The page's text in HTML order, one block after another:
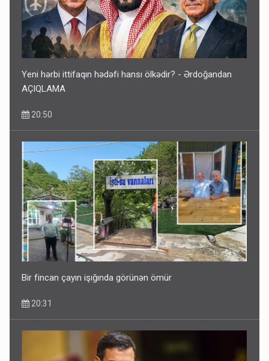
Kartdan karta istədiyiniz qədər köçürmə edə bilərsiniz -
VİDEO
11:06
Yeni hərbi ittifaqın hədəfi hansı ölkədir? - Ərdoğandan
AÇIQLAMA
20:50
Bir fincan çayın işığında görünən ömür
20:31